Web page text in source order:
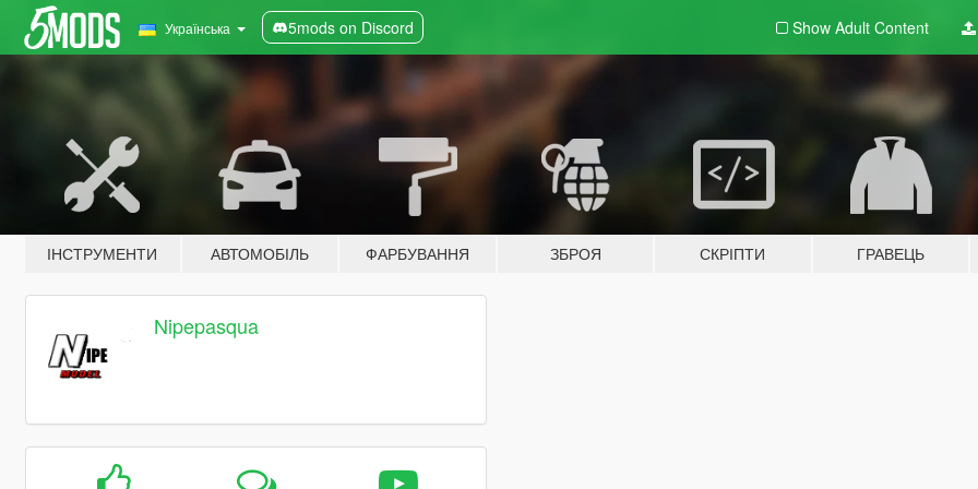
Українська 5mods on Discord Show Adult Content
ІНСТРУМЕНТИ АВТОМОБІЛЬ ФАРБУВАННЯ ЗБРОЯ СКРІПТИ ГРАВЕЦЬ
Nipepasqua